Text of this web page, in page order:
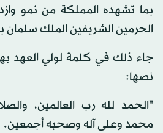
بما تشهده المملكة من نمو
الحرمين الشريفين الملك سلمان
جاء ذلك في كلمة لولي العهد
نصها:
"الحمد لله رب العالمين،
محمد وعلى آله وصحبه أجمعين.